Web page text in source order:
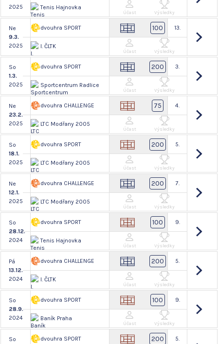
2025
Tenis Hajnovka
Účast Výsledky
Ne
9.3.
2025
dvouhra SPORT
I. ČLTK
100 13.
Účast Výsledky
So
1.3.
2025
dvouhra SPORT
Sportcentrum Radlice
200 3.
Účast Výsledky
Ne
23.2.
2025
dvouhra CHALLENGE
LTC Modřany 2005
75 4.
Účast Výsledky
So
18.1.
2025
dvouhra SPORT
LTC Modřany 2005
200 5.
Účast Výsledky
Ne
12.1.
2025
dvouhra CHALLENGE
LTC Modřany 2005
200 7.
Účast Výsledky
So
28.12.
2024
dvouhra SPORT
Tenis Hajnovka
100 9.
Účast Výsledky
Pá
13.12.
2024
dvouhra CHALLENGE
I. ČLTK
200 5.
Účast Výsledky
So
28.9.
2024
dvouhra SPORT
Baník Praha
100 9.
Účast Výsledky
So
dvouhra SPORT 200 5.